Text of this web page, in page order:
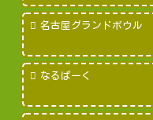
名古屋グランドボウル
なるぱーく